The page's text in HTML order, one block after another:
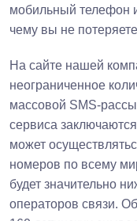
мобильный телефон
чему вы не
На сайте нашей
неограниченное
массовой SMS-
сервиса
может
номеров по всему
будет значительно
операторов связи.